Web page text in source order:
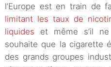
l’Europe est en train de
limitant les taux de
liquides et même s’il
souhaite que la cigarette
des grands groupes